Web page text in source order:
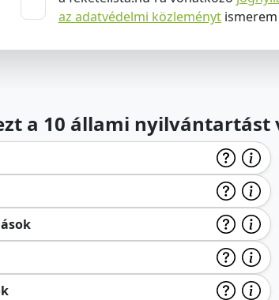
az adatvédelmi közleménytismerem
a 10 állami nyilvántartást